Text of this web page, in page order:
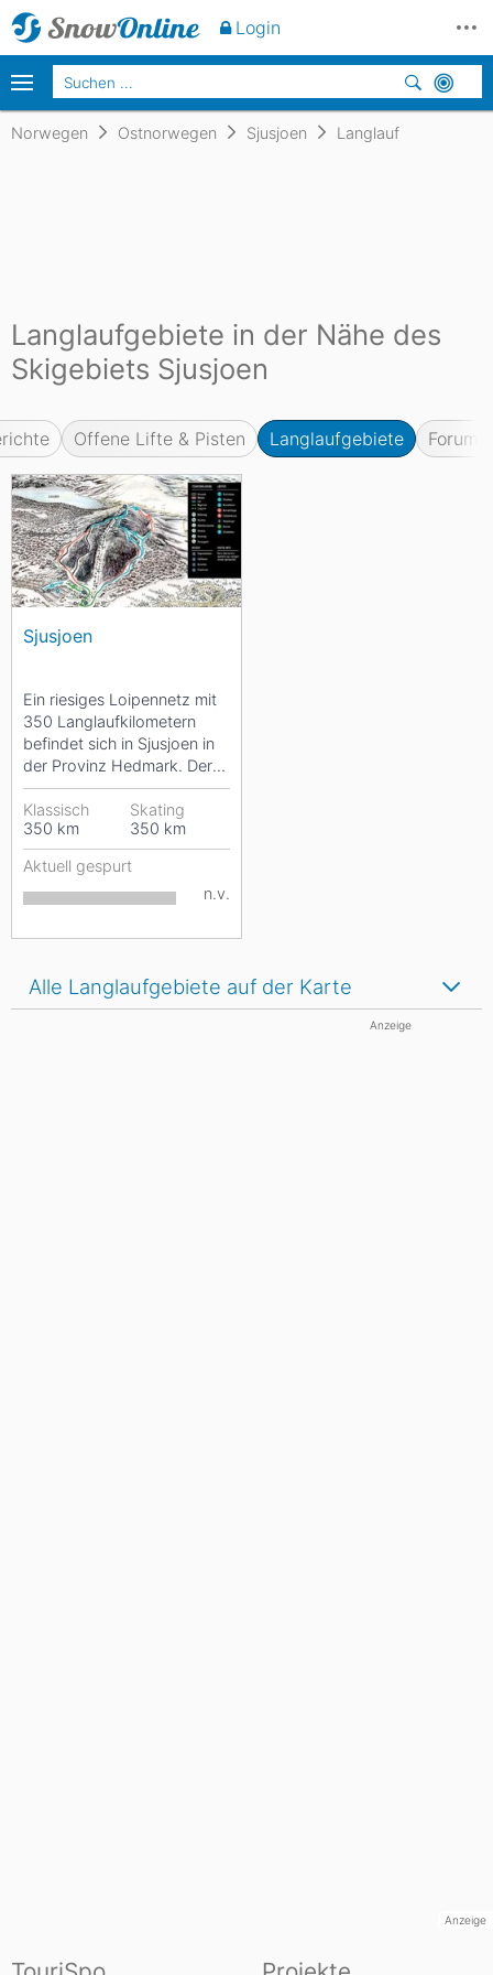
Norwegen Ostnorwegen Sjusjoen Langlauf
Langlaufgebiete in der Nähe des
Skigebiets Sjusjoen
Offene Lifte & Pisten Langlaufgebiete Forum
Sjusjoen
Ein riesiges Loipennetz mit
350 Langlaufkilometern
befindet sich in Sjusjoen in
der Provinz Hedmark. Der
Ort liegt malerisch zwischen
mehreren...
Klassisch
350 km
Skating
350 km
Aktuell gespurt
n.v.
Anzeige
Alle Langlaufgebiete auf der Karte
Anzeige
Login